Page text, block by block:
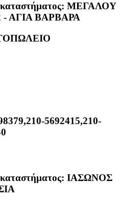
ΜΕΓΑΛΟΥ
ΑΓΙΑ ΒΑΡΒΑΡΑ
5692415,210-
ΙΑΣΩΝΟΣ